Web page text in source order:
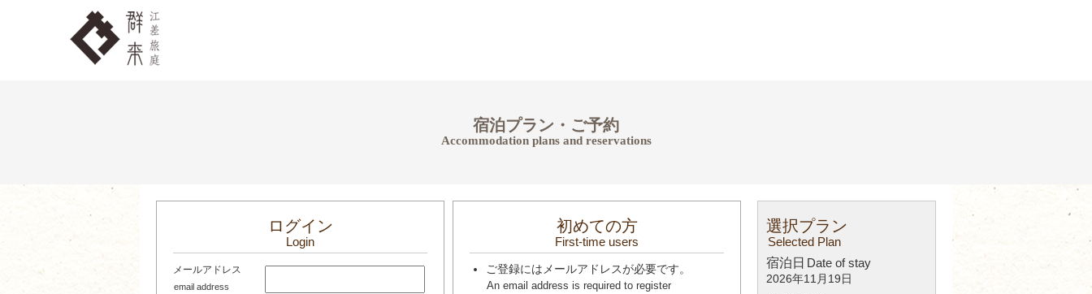
宿泊プラン・ご予約
Accommodation plans and reservations
ログイン
Login
メールアドレス
email address
初めての方
First-time users
ご登録にはメールアドレスが必要です。
An email address is required to register
選択プラン
Selected Plan
宿泊日 Date of stay
2026年11月19日